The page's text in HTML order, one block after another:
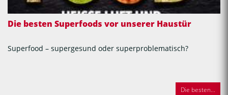
Die besten Superfoods vor unserer Haustür
Superfood – supergesund oder superproblematisch?
Die besten...